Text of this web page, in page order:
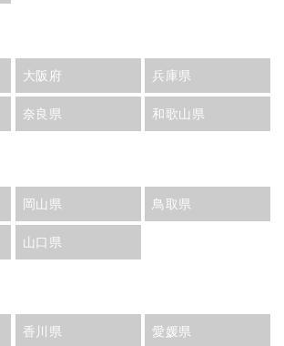
大阪府 兵庫県
奈良県 和歌山県
岡山県 鳥取県
山口県
香川県 愛媛県